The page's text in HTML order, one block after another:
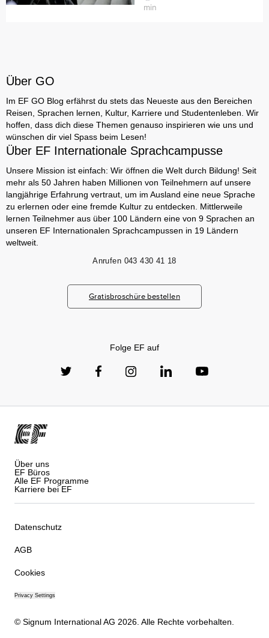
min
Über GO
Im EF GO Blog erfährst du stets das Neueste aus den Bereichen
Reisen, Sprachen lernen, Kultur, Karriere und Studentenleben. Wir
hoffen, dass dich diese Themen genauso inspirieren wie uns und
wünschen dir viel Spass beim Lesen!
Über EF Internationale Sprachcampusse
Unsere Mission ist einfach: Wir öffnen die Welt durch Bildung! Seit
mehr als 50 Jahren haben Millionen von Teilnehmern auf unsere
langjährige Erfahrung vertraut, um im Ausland eine neue Sprache
zu erlernen oder eine fremde Kultur zu entdecken. Mittlerweile
lernen Teilnehmer aus über 100 Ländern eine von 9 Sprachen an
unseren EF Internationalen Sprachcampussen in 19 Ländern
weltweit.
Anrufen 043 430 41 18
Gratisbroschüre bestellen
Folge EF auf
Über uns
EF Büros
Alle EF Programme
Karriere bei EF
Datenschutz
AGB
Cookies
Privacy Settings
© Signum International AG 2026. Alle Rechte vorbehalten.